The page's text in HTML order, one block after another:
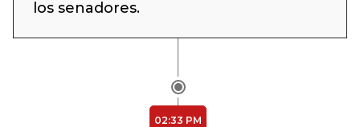
los senadores.
02:33 PM